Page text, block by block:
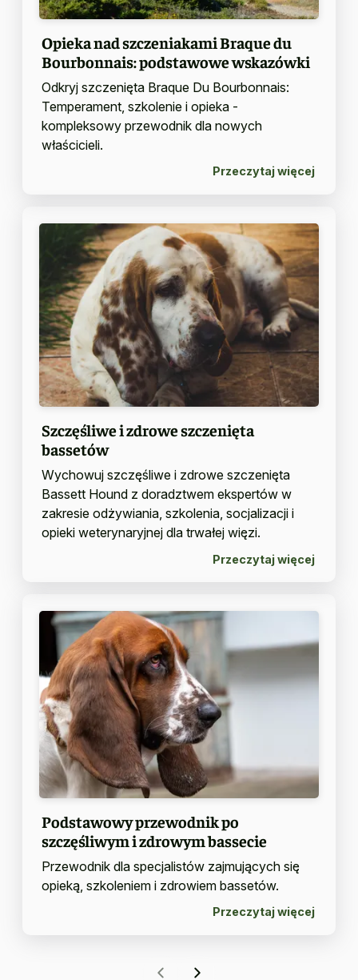
Opieka nad szczeniakami Braque du
Bourbonnais: podstawowe wskazówki
Odkryj szczenięta Braque Du Bourbonnais:
Temperament, szkolenie i opieka -
kompleksowy przewodnik dla nowych
właścicieli.
Przeczytaj więcej
Szczęśliwe i zdrowe szczenięta
bassetów
Wychowuj szczęśliwe i zdrowe szczenięta
Bassett Hound z doradztwem ekspertów w
zakresie odżywiania, szkolenia, socjalizacji i
opieki weterynaryjnej dla trwałej więzi.
Przeczytaj więcej
Podstawowy przewodnik po
szczęśliwym i zdrowym bassecie
Przewodnik dla specjalistów zajmujących się
opieką, szkoleniem i zdrowiem bassetów.
Przeczytaj więcej